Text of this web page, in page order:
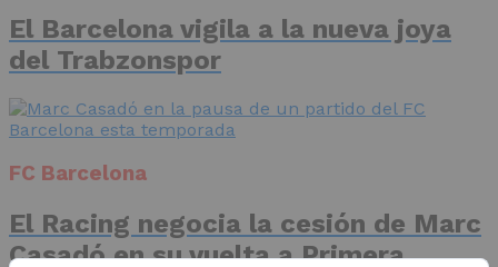
El Barcelona vigila a la nueva joya
del Trabzonspor
FC Barcelona
El Racing negocia la cesión de Marc
Casadó en su vuelta a Primera